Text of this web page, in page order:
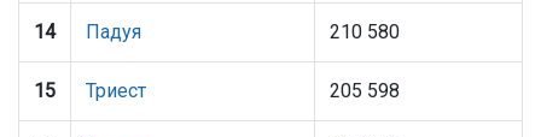
14 Падуя 210 580
15 Триест 205 598